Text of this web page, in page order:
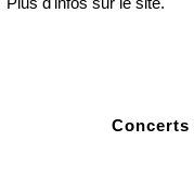
Concerts